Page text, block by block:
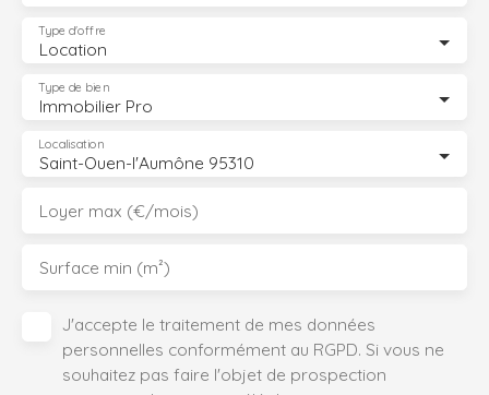
Location
Type d'offre
Immobilier Pro
Type de bien
Saint-Ouen-l'Aumône 95310
Localisation
Loyer max (€/mois)
Surface min (m²)
J'accepte le traitement de mes données
personnelles conformément au RGPD. Si vous ne
souhaitez pas faire l'objet de prospection